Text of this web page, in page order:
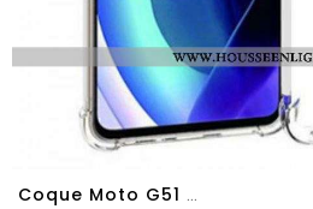
Coque Moto G51 5G Transparente Coins Renforcés